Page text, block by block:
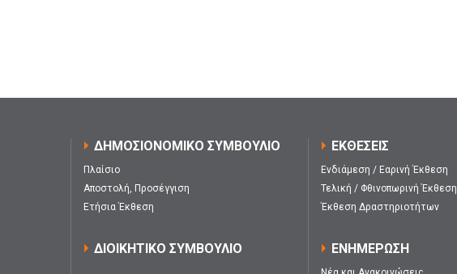
ΔΗΜΟΣΙΟΝΟΜΙΚΟ ΣΥΜΒΟΥΛΙΟ
Πλαίσιο
Αποστολή, Προσέγγιση
Ετήσια Έκθεση
ΔΙΟΙΚΗΤΙΚΟ ΣΥΜΒΟΥΛΙΟ
ΕΚΘΕΣΕΙΣ
Ενδιάμεση / Εαρινή Έκθεση
Τελική / Φθινοπωρινή Έκθεση
Έκθεση Δραστηριοτήτων
ΕΝΗΜΕΡΩΣΗ